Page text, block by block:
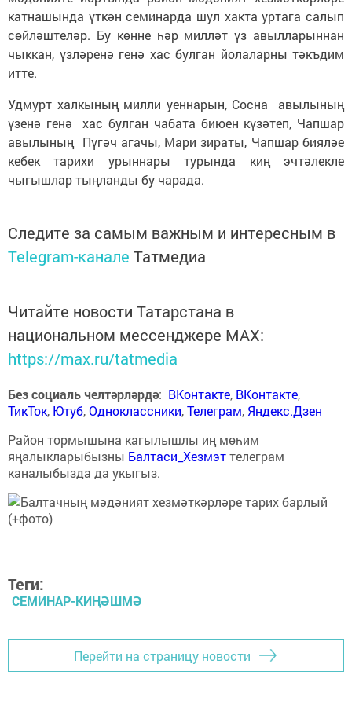
катнашында үткән семинарда шул хакта уртага салып
сөйләштеләр. Бу көнне һәр милләт үз авылларыннан
чыккан, үзләренә генә хас булган йолаларны тәкъдим
итте.
Удмурт халкының милли уеннарын, Сосна авылының
үзенә генә хас булган чабата биюен күзәтеп, Чапшар
авылының Пүгәч агачы, Мари зираты, Чапшар бияләе
кебек тарихи урыннары турында киң эчтәлекле
чыгышлар тыңланды бу чарада.
Следите за самым важным и интересным в
Telegram-канале Татмедиа
Читайте новости Татарстана в
национальном мессенджере MАХ:
https://max.ru/tatmedia
Без социаль челтәрләрдә: ВКонтакте, ВКонтакте,
ТикТок, Ютуб,Одноклассники,Телеграм, Яндекс.Дзен
Район тормышына кагылышлы иң мөһим
яңалыкларыбызны Балтаси_Хезмэттелеграм
каналыбызда да укыгыз.
Теги:
СЕМИНАР-КИҢӘШМӘ
Перейти на страницу новости